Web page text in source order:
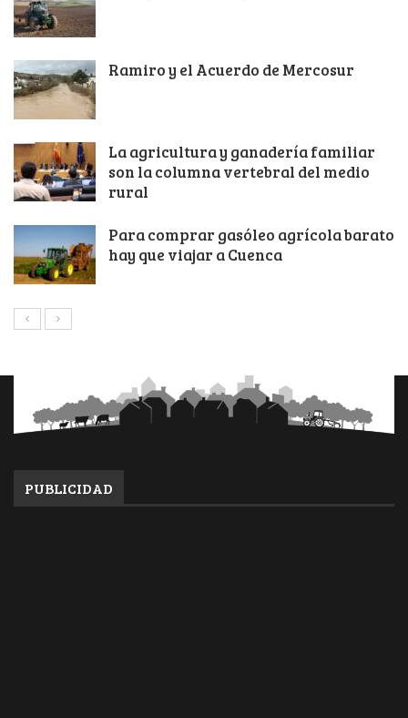
Ramiro y el Acuerdo de Mercosur
La agricultura y ganadería familiar
son la columna vertebral del medio
rural
Para comprar gasóleo agrícola barato
hay que viajar a Cuenca
PUBLICIDAD